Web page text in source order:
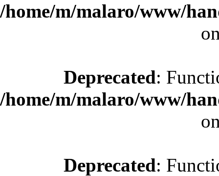
/home/m/malaro/www/
Deprecated:
/home/m/malaro/www/
Deprecated: